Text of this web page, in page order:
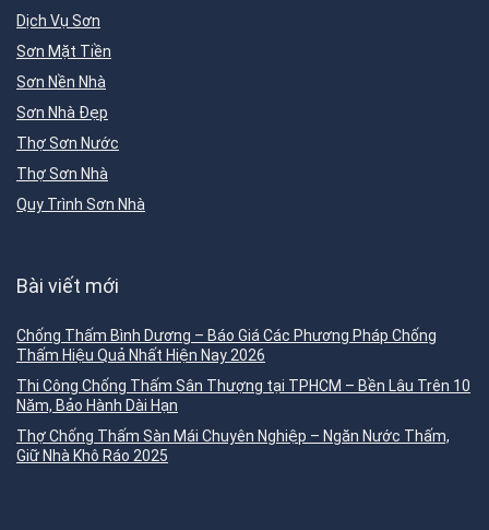
Dịch Vụ Sơn
Sơn Mặt Tiền
Sơn Nền Nhà
Sơn Nhà Đẹp
Thợ Sơn Nước
Thợ Sơn Nhà
Quy Trình Sơn Nhà
Bài viết mới
Chống Thấm Bình Dương – Báo Giá Các Phương Pháp Chống
Thấm Hiệu Quả Nhất Hiện Nay 2026
Thi Công Chống Thấm Sân Thượng tại TPHCM – Bền Lâu Trên 10
Năm, Bảo Hành Dài Hạn
Thợ Chống Thấm Sàn Mái Chuyên Nghiệp – Ngăn Nước Thấm,
Giữ Nhà Khô Ráo 2025